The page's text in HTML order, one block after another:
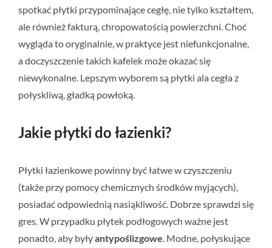
spotkać płytki przypominające cegłę, nie tylko kształtem,
ale również fakturą, chropowatością powierzchni. Choć
wygląda to oryginalnie, w praktyce jest niefunkcjonalne,
a doczyszczenie takich kafelek może okazać się
niewykonalne. Lepszym wyborem są płytki ala cegła z
połyskliwą, gładką powłoką.
Jakie płytki do łazienki?
Płytki łazienkowe powinny być łatwe w czyszczeniu
(także przy pomocy chemicznych środków myjących),
posiadać odpowiednią nasiąkliwość. Dobrze sprawdzi się
gres. W przypadku płytek podłogowych ważne jest
ponadto, aby byłyantypoślizgowe . Modne, połyskujące